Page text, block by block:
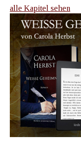
alle Kapitel sehen